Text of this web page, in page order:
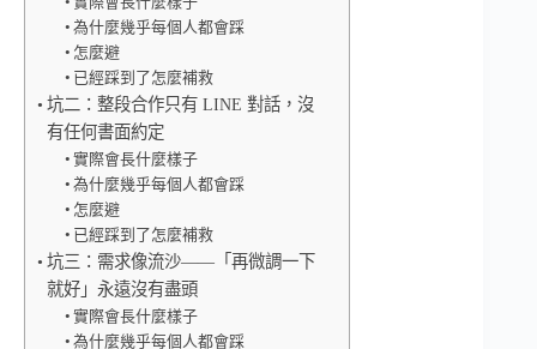
為什麼幾乎每個人都會踩
怎麼避
已經踩到了怎麼補救
坑二：整段合作只有 LINE 對話，沒
有任何書面約定
實際會長什麼樣子
為什麼幾乎每個人都會踩
怎麼避
已經踩到了怎麼補救
坑三：需求像流沙——「再微調一下
就好」永遠沒有盡頭
實際會長什麼樣子
為什麼幾乎每個人都會踩